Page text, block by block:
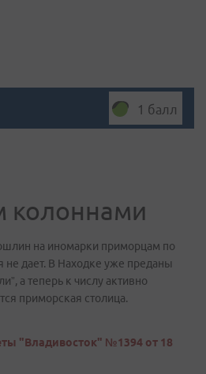
1 балл
колоннами
на иномарки приморцам по
дает. В Находке уже преданы
а теперь к числу активно
приморская столица.
"Владивосток" №1394 от 18